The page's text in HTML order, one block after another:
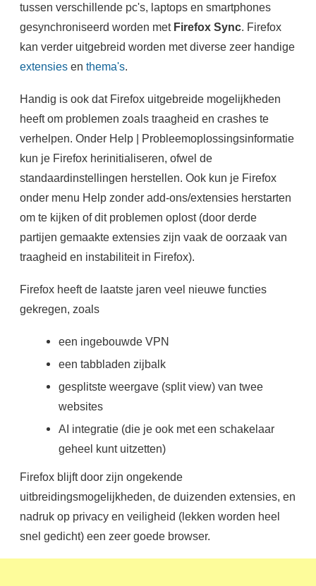
tussen verschillende pc's, laptops en smartphones
gesynchroniseerd worden met Firefox Sync. Firefox
kan verder uitgebreid worden met diverse zeer handige
extensiesen thema's.
Handig is ook dat Firefox uitgebreide mogelijkheden
heeft om problemen zoals traagheid en crashes te
verhelpen. Onder Help | Probleemoplossingsinformatie
kun je Firefox herinitialiseren, ofwel de
standaardinstellingen herstellen. Ook kun je Firefox
onder menu Help zonder add-ons/extensies herstarten
om te kijken of dit problemen oplost (door derde
partijen gemaakte extensies zijn vaak de oorzaak van
traagheid en instabiliteit in Firefox).
Firefox heeft de laatste jaren veel nieuwe functies
gekregen, zoals
een ingebouwde VPN
een tabbladen zijbalk
gesplitste weergave (split view) van twee
websites
AI integratie (die je ook met een schakelaar
geheel kunt uitzetten)
Firefox blijft door zijn ongekende
uitbreidingsmogelijkheden, de duizenden extensies, en
nadruk op privacy en veiligheid (lekken worden heel
snel gedicht) een zeer goede browser.